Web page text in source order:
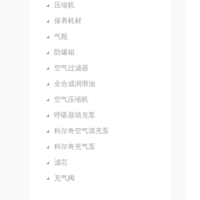
压缩机
保养耗材
气瓶
防爆箱
空气过滤器
全合成润滑油
空气压缩机
呼吸器填充泵
科尔奇空气填充泵
科尔奇充气泵
滤芯
充气阀